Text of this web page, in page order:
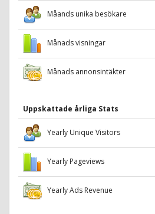
Måands unika besökare
Månads visningar
Månads annonsintäkter
Uppskattade årliga Stats
Yearly Unique Visitors
Yearly Pageviews
Yearly Ads Revenue